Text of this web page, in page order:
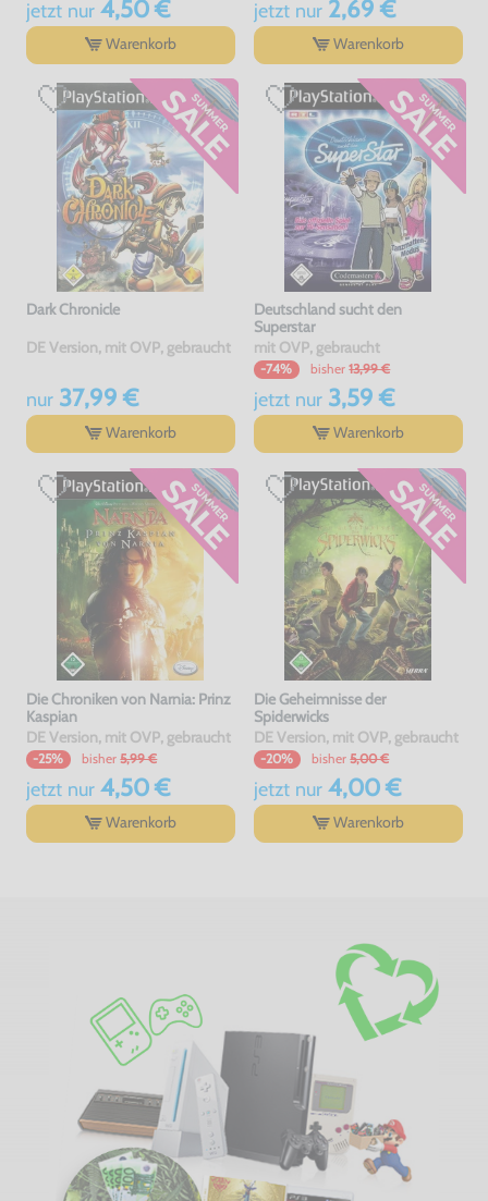
jetzt nur4,50 €
Warenkorb
jetzt nur2,69 €
Warenkorb
Dark Chronicle
DE Version, mit OVP, gebraucht
nur37,99 €
Warenkorb
Deutschland sucht den
Superstar
mit OVP, gebraucht
-74% bisher 13,99 €
jetzt nur3,59 €
Warenkorb
Die Chroniken von Narnia: Prinz
Kaspian
DE Version, mit OVP, gebraucht
-25% bisher 5,99 €
jetzt nur4,50 €
Warenkorb
Die Geheimnisse der
Spiderwicks
DE Version, mit OVP, gebraucht
-20% bisher 5,00 €
jetzt nur4,00 €
Warenkorb